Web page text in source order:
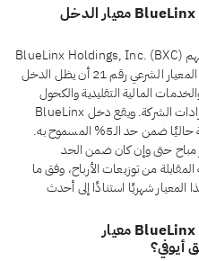
هل يجتاز BlueLinx Holdings, Inc. BXC معيار الدخل
نعم، اعتبارًا من أغسطس 2026، يجتاز سهم BlueLinx Holdings, Inc. (BXC)
معيار الدخل غير المباح وفق أيوفي. يشترط المعيار الشرعي رقم 21 أن يظل الدخل
المالية التقليدية والكحول
والقمار والتبغ، أقل من 5% من إجمالي إيرادات الشركة. ويقع دخل BlueLinx
Holdings, Inc. من المصادر غير المباحة حاليًا ضمن حد الـ5% المسموح به.
حتى وإن كان ضمن الحد
من توزيعات الأرباح، وفق ما
شهريًا استنادًا إلى أحدث
هل يجتاز BlueLinx Holdings, Inc. BXC معيار
أيوفي؟